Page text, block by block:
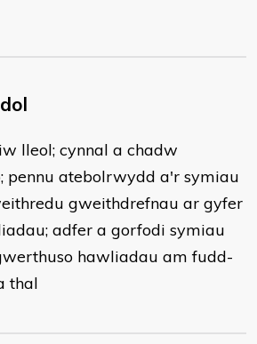
lleol; cynnal a chadw
pennu atebolrwydd a'r symiau
gweithdrefnau ar gyfer
adfer a gorfodi symiau
hawliadau am fudd-
thal